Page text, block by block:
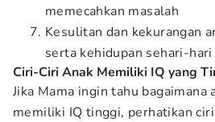
memecahkan masalah
Kesulitan dan kekurangan
serta kehidupan sehari-hari
Ciri-Ciri Anak Memiliki IQ yang
Jika Mama ingin tahu bagaimana
memiliki IQ tinggi, perhatikan